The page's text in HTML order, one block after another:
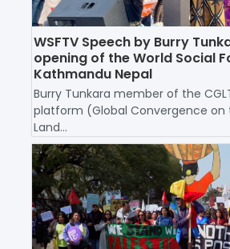
WSFTV Speech by Burry
opening of the World Social
Kathmandu Nepal
Burry Tunkara member of the
platform (Global Convergence on
Land...